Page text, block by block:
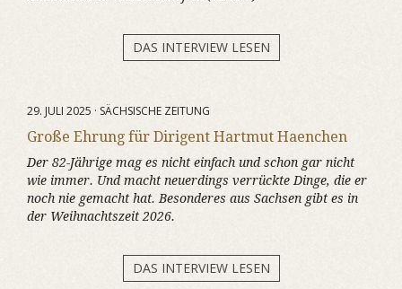
DAS INTERVIEW LESEN
29. JULI 2025 · SÄCHSISCHE ZEITUNG
Große Ehrung für Dirigent Hartmut Haenchen
Der 82-Jährige mag es nicht einfach und schon gar nicht
wie immer. Und macht neuerdings verrückte Dinge, die er
noch nie gemacht hat. Besonderes aus Sachsen gibt es in
der Weihnachtszeit 2026.
DAS INTERVIEW LESEN